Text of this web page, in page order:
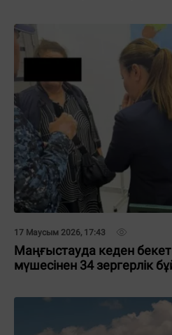
17 Маусым 2026, 17:43
Маңғыстауда кеден
мүшесінен 34 зергерлік